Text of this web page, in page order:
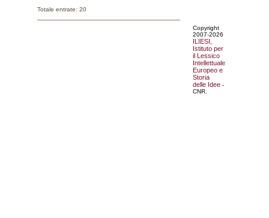
Totale entrate: 20
Copyright
2007-2026
ILIESI,
Istituto per
il Lessico
Intellettuale
Europeo e
Storia
delle Idee -
CNR.